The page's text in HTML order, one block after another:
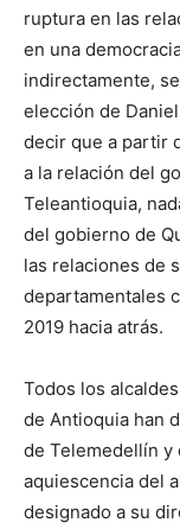
ruptura en las
en una
indirectamente,
elección de
decir que a partir
a la relación del
Teleantioquia,
del gobierno de
las relaciones de
departamentales
2019 hacia atrás.
Todos los
de Antioquia han
de Telemedellín y
aquiescencia del
designado a su